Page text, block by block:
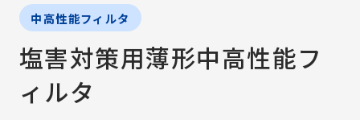
中高性能フィルタ
塩害対策用薄形中高性能フ
ィルタ